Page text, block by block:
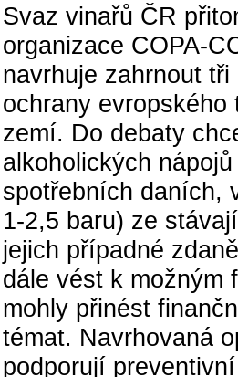
Svaz vinařů ČR
organizace COPA-
navrhuje zahrnout
ochrany
zemí. Do debaty
alkoholických
spotřebních daních,
1-2,5 baru) ze
jejich případné
dále vést k možným
mohly přinést
témat. Navrhovaná
podporují